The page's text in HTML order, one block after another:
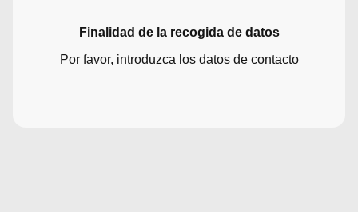
Finalidad de la recogida de datos
Por favor, introduzca los datos de contacto